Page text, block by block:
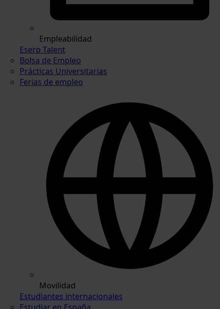
Empleabilidad
Eserp Talent
Bolsa de Empleo
Prácticas Universitarias
Ferias de empleo
Movilidad
Estudiantes internacionales